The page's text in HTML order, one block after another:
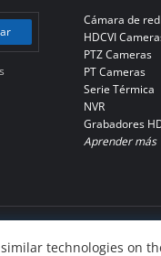
technologies on
Cámara de red
HDCVI
PTZ Cameras
PT Cameras
Serie Térmica
NVR
Grabadores
Aprender más